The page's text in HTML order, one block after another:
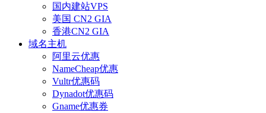
国内建站VPS
美国 CN2 GIA
香港CN2 GIA
域名主机
阿里云优惠
NameCheap优惠
Vultr优惠码
Dynadot优惠码
Gname优惠券